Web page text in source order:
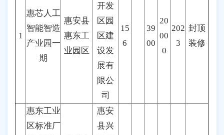
1
惠芯人工
智能智造
产业园一
期
惠安县
惠东工
业园区
开发
区园
区建
设发
展有
限公
司
15
6
39
00
20
00
0
202
3
封顶
装修
惠东工业
区标准厂
惠安
县兴